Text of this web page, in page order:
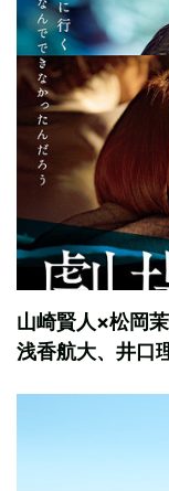
山崎賢人×松岡
浅香航大、井口